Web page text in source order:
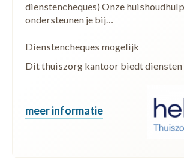
dienstencheques) Onze
ondersteunen je bij…
Dienstencheques mogelijk
Dit thuiszorg kantoor biedt diensten
meer informatie